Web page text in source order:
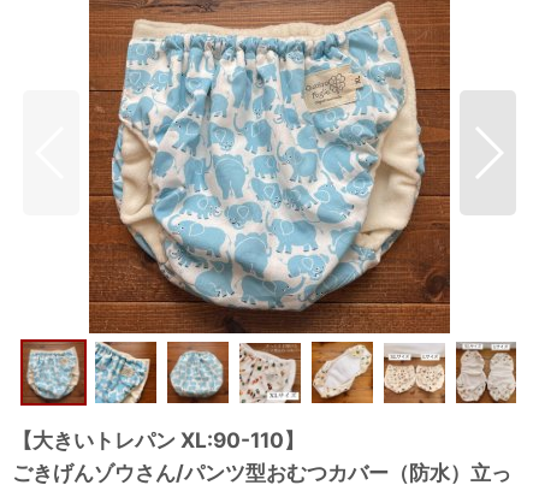
【大きいトレパン XL:90-110】
ごきげんゾウさん/パンツ型おむつカバー（防水）立っ